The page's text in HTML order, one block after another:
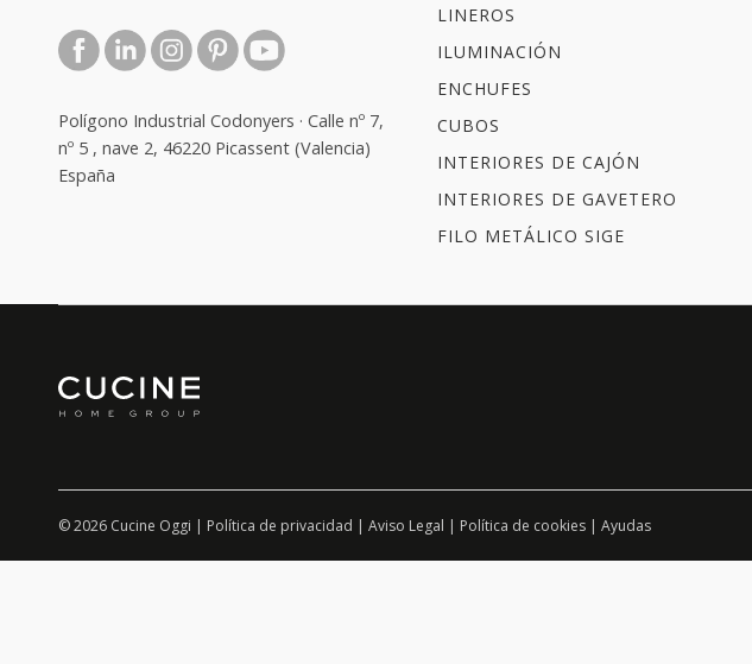
Polígono Industrial Codonyers · Calle nº 7,
nº 5 , nave 2, 46220 Picassent (Valencia)
España
LINEROS
ILUMINACIÓN
ENCHUFES
CUBOS
INTERIORES DE CAJÓN
INTERIORES DE GAVETERO
FILO METÁLICO SIGE
© 2026 Cucine Oggi | Política de privacidad | Aviso Legal | Política de cookies| Ayudas